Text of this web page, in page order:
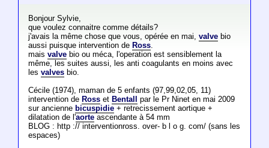
Bonjour Sylvie,
que voulez connaitre comme détails?
j'avais la même chose que vous, opérée en mai, valvebio
aussi puisque intervention de Ross.
mais valvebio ou méca, l'operation est sensiblement la
même, les suites aussi, les anti coagulants en moins avec
les valvesbio.
Cécile (1974), maman de 5 enfants (97,99,02,05, 11)
intervention de Rosset Bentall
par le Pr Ninet en mai 2009
sur ancienne bicuspidie+ retrecissement aortique +
dilatation de l'aorteascendante à 54 mm
BLOG : http :// interventionross. over- b l o g. com/ (sans les
espaces)